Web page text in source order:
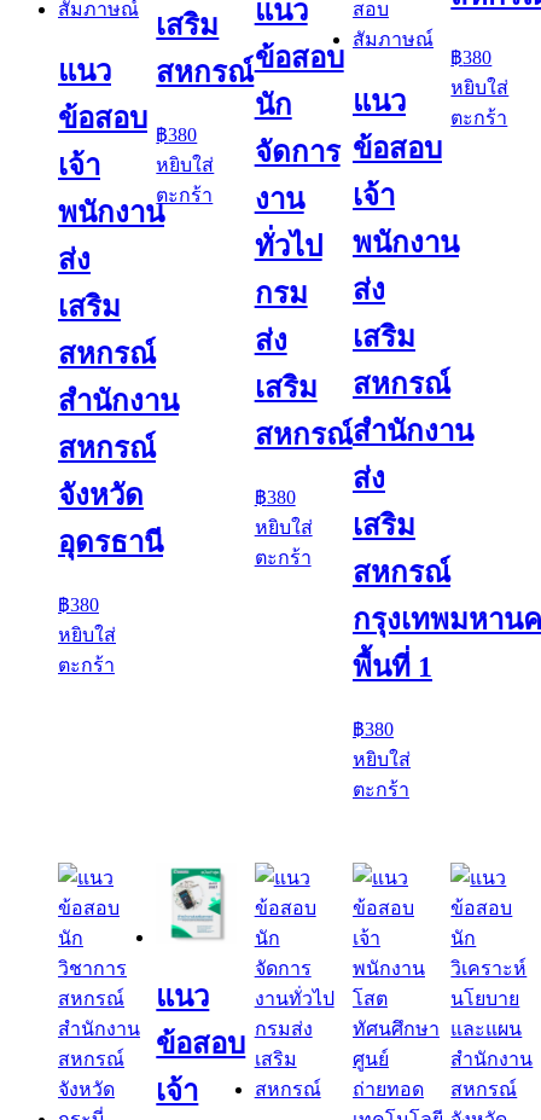
แนว
ข้อสอบ
เจ้า
พนักงาน
ส่ง
เสริม
สหกรณ์
สำนักงาน
สหกรณ์
จังหวัด
อุดรธานี
฿380
หยิบใส่
ตะกร้า
เสริม
สหกรณ์
฿380
หยิบใส่
ตะกร้า
แนว
ข้อสอบ
นัก
จัดการ
งาน
ทั่วไป
กรม
ส่ง
เสริม
สหกรณ์
฿380
หยิบใส่
ตะกร้า
แนว
ข้อสอบ
เจ้า
พนักงาน
ส่ง
เสริม
สหกรณ์
สำนักงาน
ส่ง
เสริม
สหกรณ์
กรุงเทพมหาน
พื้นที่ 1
฿380
หยิบใส่
ตะกร้า
฿380
หยิบใส่
ตะกร้า
แนว
ข้อสอบ
เจ้า